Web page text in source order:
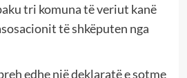
tri komuna të veriut kanë
të shkëputen nga
edhe një deklaratë e sotme